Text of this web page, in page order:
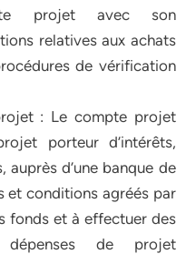
projet avec son
relatives aux achats
de vérification
: Le compte projet
porteur d’intérêts,
d’une banque de
et conditions agréés par
fonds et à effectuer des
dépenses de projet